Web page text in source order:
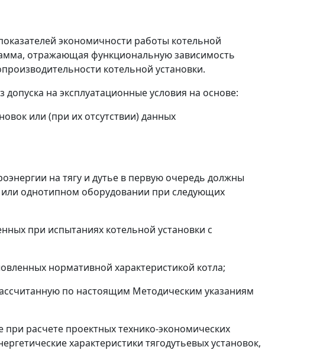
экономичности работы котельной
отражающая функциональную зависимость
котельной установки.
на эксплуатационные условия на основе:
или (при их отсутствии) данных
на тягу и дутье в первую очередь должны
однотипном оборудовании при следующих
при испытаниях котельной установки с
нормативной характеристикой котла;
по настоящим Методическим указаниям
расчете проектных технико-экономических
характеристики тягодутьевых установок,